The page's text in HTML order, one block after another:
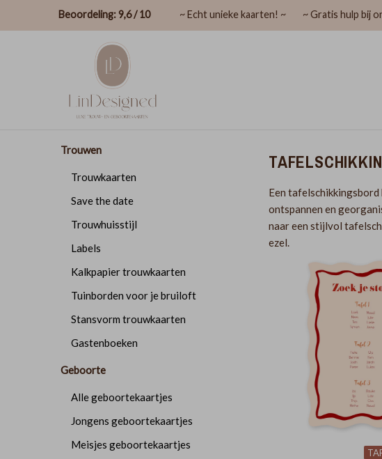
Beoordeling: 9,6 / 10 ~ Echt unieke kaarten! ~ ~ Gratis hulp bij
Trouwen
Trouwkaarten
Save the date
Trouwhuisstijl
Labels
Kalkpapier trouwkaarten
Tuinborden voor je bruiloft
Stansvorm trouwkaarten
Gastenboeken
Geboorte
Alle geboortekaartjes
Jongens geboortekaartjes
Meisjes geboortekaartjes
Een
ontspannen en
naar een stijlvol
ezel.